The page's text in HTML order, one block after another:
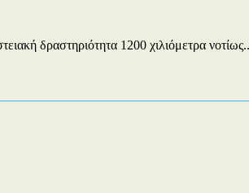
δραστηριότητα 1200 χιλιόμετρα